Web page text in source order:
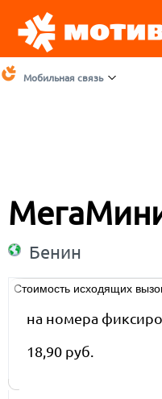
Мобильная связь
Бенин
Стоимость исходящих
на номера
18,90 руб.